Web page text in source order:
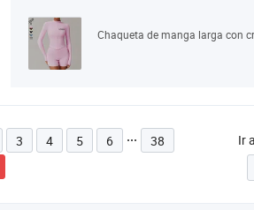
3 4 5 6 
38
Ir